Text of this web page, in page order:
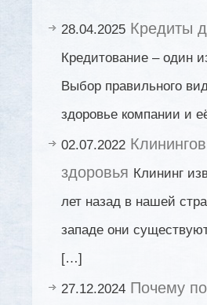
28.04.2025 Кредиты
Кредитование – один
Выбор правильного
здоровье компании и
02.07.2022
здоровья Клининг
лет назад в нашей
западе они
[…]
27.12.2024 Почему